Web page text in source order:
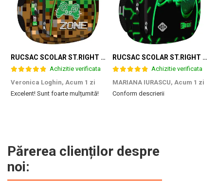
RUCSAC SCOLAR ST.RIGHT 4 COMPARTIMENTE BP-04 GAME ZONE 698187
Achizitie verificata
Veronica Loghin, Acum 1 zi
Excelent! Sunt foarte mulțumită!
RUCSAC SCOLAR ST.RIGHT 4 COMPARTIMENTE BP-04 GREEN LEVEL 301339
Achizitie verificata
MARIANA IURASCU, Acum 1 zi
Conform descrierii
Părerea clienților despre
noi: